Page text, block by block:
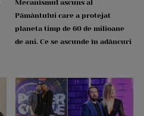
Mecanismul ascuns al
Pământului care a protejat
planeta timp de 60 de milioane
de ani. Ce se ascunde în adâncuri